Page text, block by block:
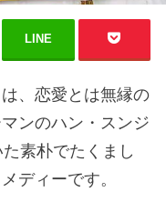
LINE
、恋愛とは無縁の
ンのハン・スンジ
素朴でたくまし
ディーです。